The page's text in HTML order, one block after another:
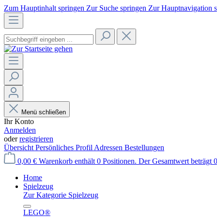
Zum Hauptinhalt springen Zur Suche springen Zur Hauptnavigation
Menü schließen
Ihr Konto
Anmelden
oderregistrieren
Übersicht Persönliches Profil Adressen Bestellungen
0,00 € Warenkorb enthält 0 Positionen. Der Gesamtwert beträgt
Home
Spielzeug
Zur Kategorie Spielzeug
LEGO®